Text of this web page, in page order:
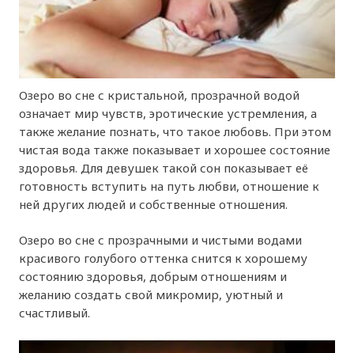
Озеро во сне с кристальной, прозрачной водой
означает мир чувств, эротические устремления, а
также желание познать, что такое любовь. При этом
чистая вода также показывает и хорошее состояние
здоровья. Для девушек такой сон показывает её
готовность вступить на путь любви, отношение к
ней других людей и собственные отношения.
Озеро во сне с прозрачными и чистыми водами
красивого голубого оттенка снится к хорошему
состоянию здоровья, добрым отношениям и
желанию создать свой микромир, уютный и
счастливый.